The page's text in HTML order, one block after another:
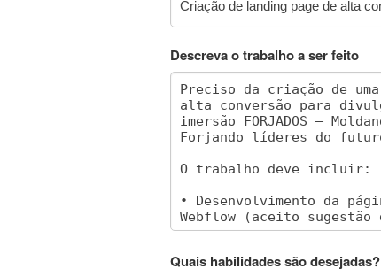
Descreva o trabalho a ser feito
Quais habilidades são desejadas?